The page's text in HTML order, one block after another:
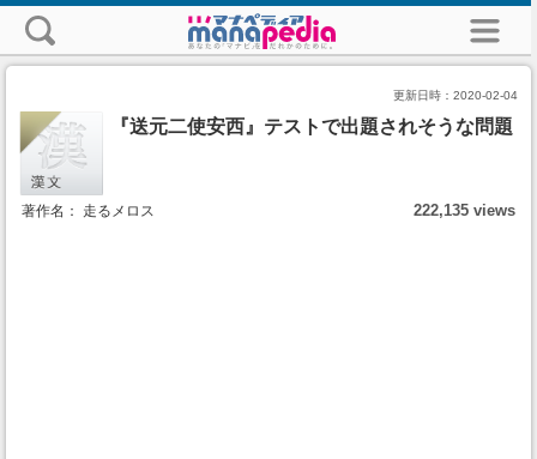
更新日時： 2020-02-04
『送元二使安西』テストで出題されそうな問題
著作名： 走るメロス 222,135 views